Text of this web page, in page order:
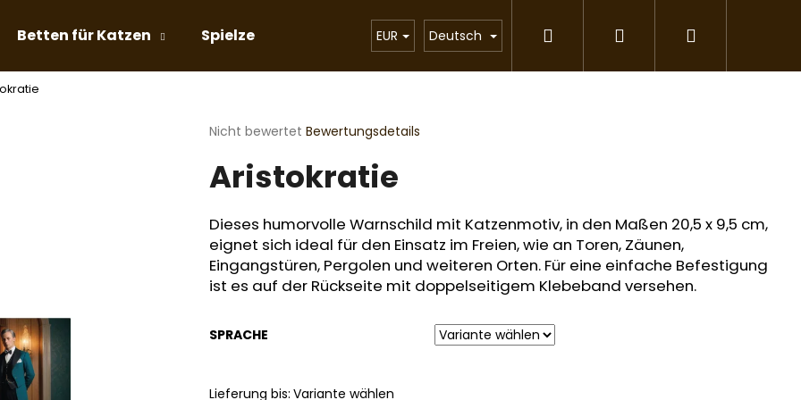
Betten für Katzen Spielzeug für Katzen Katzenstreu Geschenkartikel
EUR Deutsch Suchen
Die
Produktbewertung
ist
von
5
Sternen.
Nicht bewertet Bewertungsdetails
Aristokratie
Dieses humorvolle Warnschild mit Katzenmotiv, in den Maßen 20,5 x 9,5 cm,
eignet sich ideal für den Einsatz im Freien, wie an Toren, Zäunen,
Eingangstüren, Pergolen und weiteren Orten. Für eine einfache Befestigung
ist es auf der Rückseite mit doppelseitigem Klebeband versehen.
SPRACHE
Lieferung bis: Variante wählen
Was suchen Sie?
SUCHEN